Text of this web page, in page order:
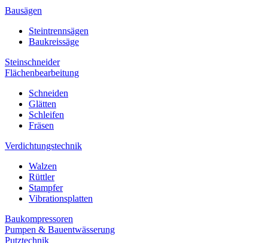
Bausägen
Steintrennsägen
Baukreissäge
Steinschneider
Flächenbearbeitung
Schneiden
Glätten
Schleifen
Fräsen
Verdichtungstechnik
Walzen
Rüttler
Stampfer
Vibrationsplatten
Baukompressoren
Pumpen & Bauentwässerung
Putztechnik